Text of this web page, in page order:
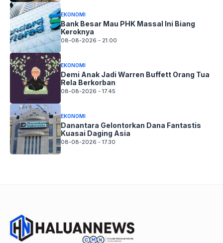
EKONOMI
Bank Besar Mau PHK Massal Ini Biang
Keroknya
08-08-2026 - 21.00
EKONOMI
Demi Anak Jadi Warren Buffett Orang Tua
Rela Berkorban
08-08-2026 - 17.45
EKONOMI
Danantara Gelontorkan Dana Fantastis
Kuasai Daging Asia
08-08-2026 - 17.30